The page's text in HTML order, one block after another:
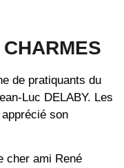
de pratiquants du
Luc DELABY. Les
son
cher ami René